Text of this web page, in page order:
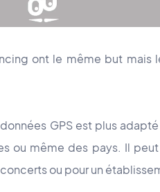
ont le même but mais
GPS est plus
ou même des pays. Il
ou pour un